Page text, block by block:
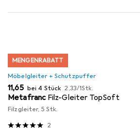
MENGENRABATT
Möbelgleiter + Schutzpuffer
EUR
11,65 bei 4 Stück EUR
2,33/1Stk.
Metafranc Filz-Gleiter TopSoft
Filzgleiter, 5 Stk.
2